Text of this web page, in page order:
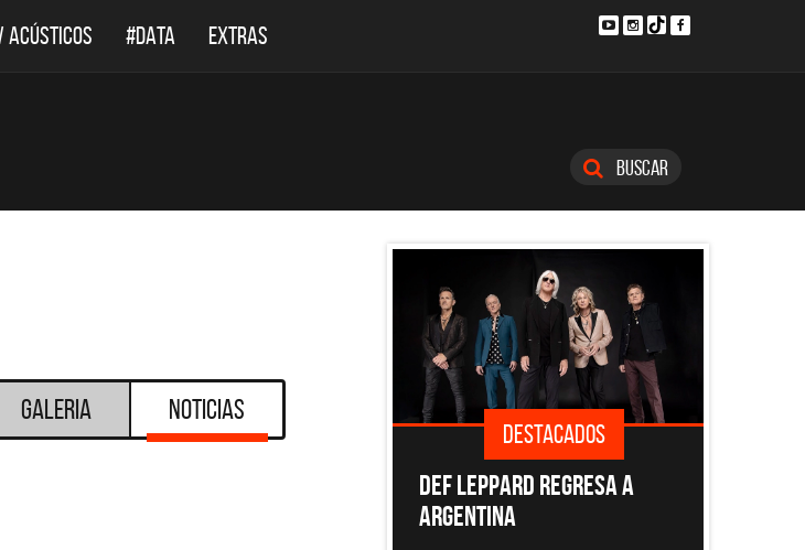
ACÚSTICOS #DATA EXTRAS
Buscar
Galeria Noticias
DESTACADOS
DEF LEPPARD REGRESA A
DESTACADOS
EL DOCUMENTAL DE LOS